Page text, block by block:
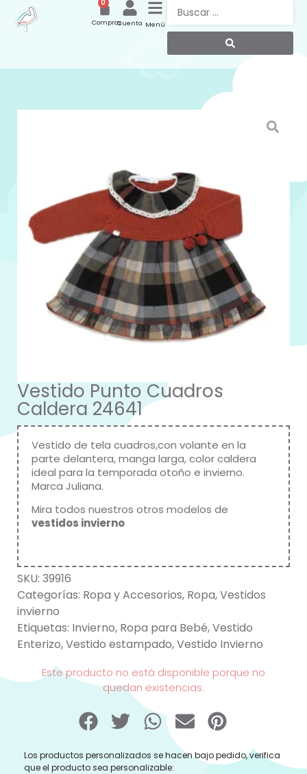
Menú
Cuenta
0
Compras
Vestido Punto Cuadros
Caldera 24641
Vestido de tela cuadros,con volante en la
parte delantera, manga larga, color caldera
ideal para la temporada otoño e invierno.
Marca Juliana.
Mira todos nuestros otros modelos de
vestidos invierno
SKU: 39916
Categorías: Ropa y Accesorios, Ropa,Vestidos
invierno
Etiquetas: Invierno, Ropa para Bebé,Vestido
Enterizo,Vestido estampado,Vestido Invierno
Este producto no está disponible porque no
quedan existencias.
Los productos personalizados se hacen bajo pedido, verifica
que el producto sea personalizable: